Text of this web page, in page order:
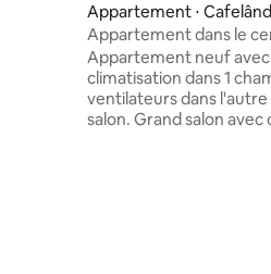
Appartement ⋅
Appartement dans le
Copacol 1
Appartement neuf avec
climatisation dans 1
ventilateurs dans
salon. Grand salon avec